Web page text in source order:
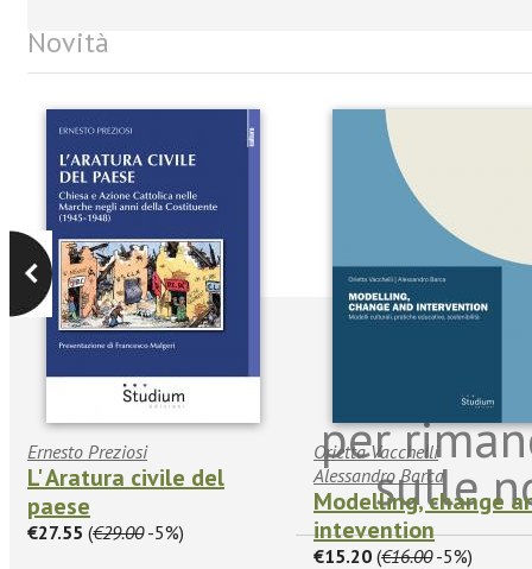
Novità
Ernesto Preziosi
L' Aratura civile del
paese
€27.55 (€29.00-5%)
Orietta Vacchelli
Alessandro Barca
Modelling, change
intevention
€15.20 (€16.00-5%)
Iscriviti
per
sulle